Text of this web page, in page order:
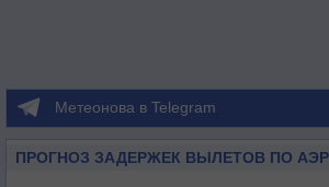
Метеонова в Telegram
ПРОГНОЗ ЗАДЕРЖЕК ВЫЛЕТОВ ПО